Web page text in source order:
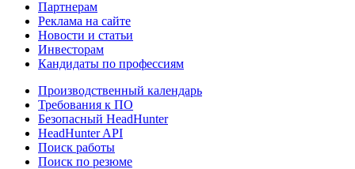
Партнерам
Реклама на сайте
Новости и статьи
Инвесторам
Кандидаты по профессиям
Производственный календарь
Требования к ПО
Безопасный HeadHunter
HeadHunter API
Поиск работы
Поиск по резюме